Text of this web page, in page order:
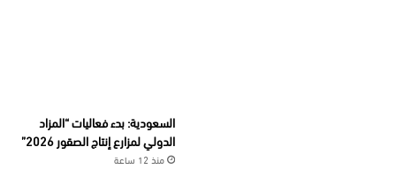
السعودية: بدء فعاليات “المزاد
الدولي لمزارع إنتاج الصقور 2026”
منذ 12 ساعة